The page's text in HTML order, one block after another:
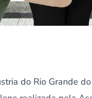
do Rio Grande